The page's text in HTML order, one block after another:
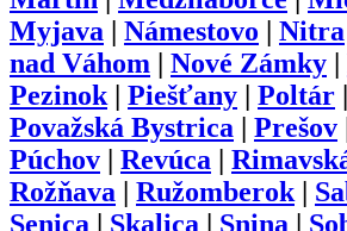
Myjava
Námestovo Nitra
nad Váhom
Nové Zámky
Pezinok| Piešťany Poltár
Považská Bystrica
Prešov
Púchov
Revúca
Rožňava
Ružomberok|
Senica
Skalica Snina